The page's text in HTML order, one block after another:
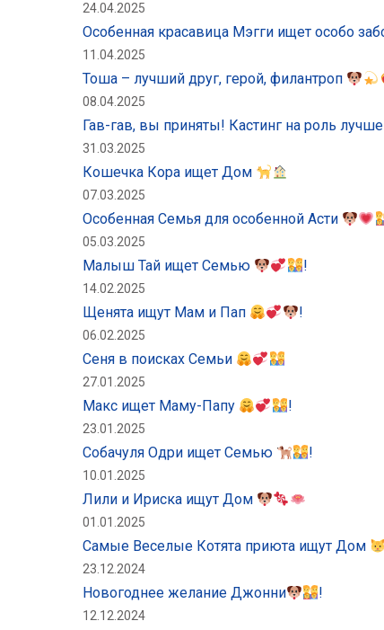
24.04.2025
Особенная красавица Мэгги ищет особо
11.04.2025
Тоша – лучший друг, герой, филантроп
08.04.2025
Гав-гав, вы приняты! Кастинг на роль
31.03.2025
Кошечка Кора ищет Дом
07.03.2025
Особенная Семья для особенной Асти
05.03.2025
Малыш Тай ищет Семью !
14.02.2025
Щенята ищут Мам и Пап !
06.02.2025
Сеня в поисках Семьи
27.01.2025
Макс ищет Маму-Папу !
23.01.2025
Собачуля Одри ищет Семью !
10.01.2025
Лили и Ириска ищут Дом
01.01.2025
Самые Веселые Котята приюта ищут Дом
23.12.2024
Новогоднее желание Джонни !
12.12.2024